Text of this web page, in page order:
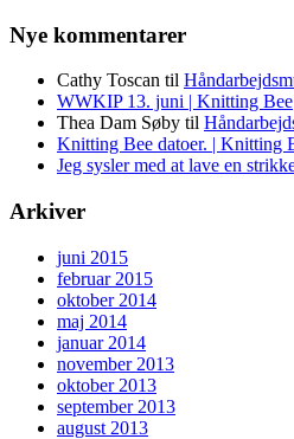
Nye kommentarer
Cathy Toscan til
WWKIP 13. juni | Knitting Bee
Thea Dam Søby til
Knitting Bee datoer. | Knitting
Jeg sysler med at lave en
Arkiver
juni 2015
februar 2015
oktober 2014
maj 2014
januar 2014
november 2013
oktober 2013
september 2013
august 2013